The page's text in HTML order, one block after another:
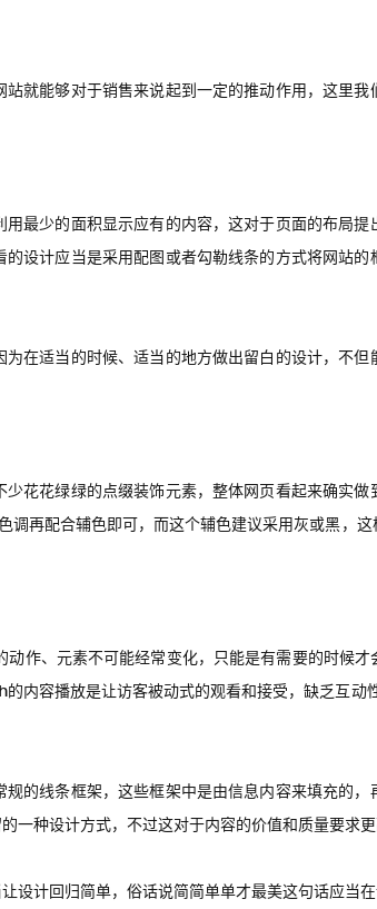
就能够对于销售来说起到一定的推动作用，这里
最少的面积显示应有的内容，这对于页面的布局提
设计应当是采用配图或者勾勒线条的方式将网站
在适当的时候、适当的地方做出留白的设计，不
花花绿绿的点缀装饰元素，整体网页看起来确实
调再配合辅色即可，而这个辅色建议采用灰或黑，
作、元素不可能经常变化，只能是有需要的时候
内容播放是让访客被动式的观看和接受，缺乏互动
的线条框架，这些框架中是由信息内容来填充的
一种设计方式，不过这对于内容的价值和质量要求更
计回归简单，俗话说简简单单才最美这句话应当在